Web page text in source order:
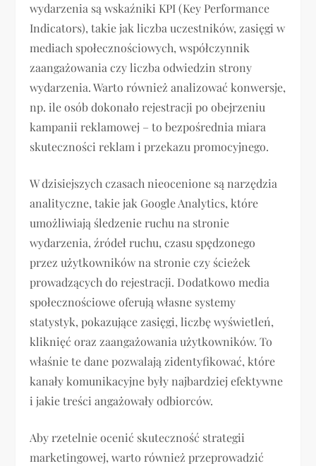
wydarzenia są wskaźniki KPI (Key Performance
Indicators), takie jak liczba uczestników, zasięgi w
mediach społecznościowych, współczynnik
zaangażowania czy liczba odwiedzin strony
wydarzenia. Warto również analizować konwersje,
np. ile osób dokonało rejestracji po obejrzeniu
kampanii reklamowej – to bezpośrednia miara
skuteczności reklam i przekazu promocyjnego.
W dzisiejszych czasach nieocenione są narzędzia
analityczne, takie jak Google Analytics, które
umożliwiają śledzenie ruchu na stronie
wydarzenia, źródeł ruchu, czasu spędzonego
przez użytkowników na stronie czy ścieżek
prowadzących do rejestracji. Dodatkowo media
społecznościowe oferują własne systemy
statystyk, pokazujące zasięgi, liczbę wyświetleń,
kliknięć oraz zaangażowania użytkowników. To
właśnie te dane pozwalają zidentyfikować, które
kanały komunikacyjne były najbardziej efektywne
i jakie treści angażowały odbiorców.
Aby rzetelnie ocenić skuteczność strategii
marketingowej, warto również przeprowadzić